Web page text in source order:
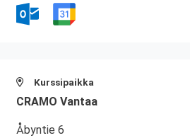
Kurssipaikka
CRAMO Vantaa
Åbyntie 6